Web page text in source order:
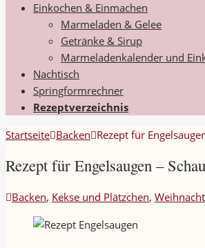
Einkochen & Einmachen
Marmeladen & Gelee
Getränke & Sirup
Marmeladenkalender und
Nachtisch
Springformrechner
Rezeptverzeichnis
Startseite Backen Rezept für
Rezept für Engelsaugen –
Backen, Kekse und Plätzchen,